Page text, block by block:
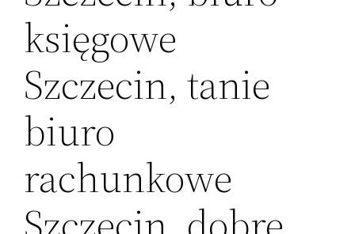
księgowe
Szczecin, tanie
biuro
rachunkowe